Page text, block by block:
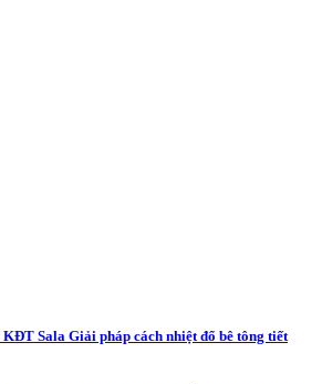
Sala Giải pháp cách nhiệt đổ bê tông tiết